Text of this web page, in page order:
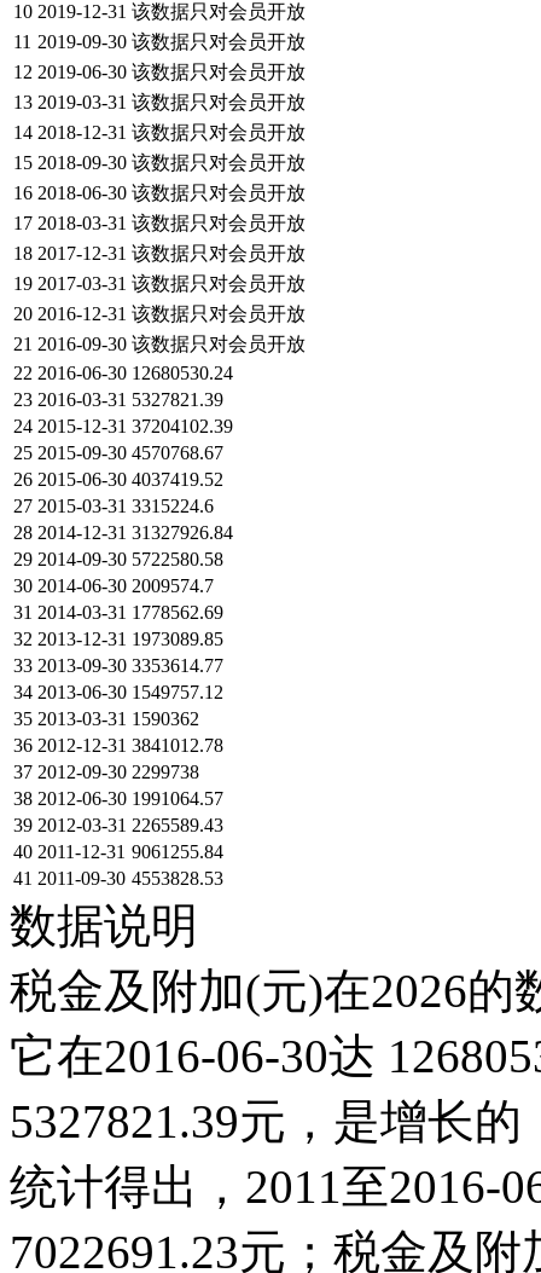
10 2019-12-31 该数据只对会员开放
11 2019-09-30 该数据只对会员开放
12 2019-06-30 该数据只对会员开放
13 2019-03-31 该数据只对会员开放
14 2018-12-31 该数据只对会员开放
15 2018-09-30 该数据只对会员开放
16 2018-06-30 该数据只对会员开放
17 2018-03-31 该数据只对会员开放
18 2017-12-31 该数据只对会员开放
19 2017-03-31 该数据只对会员开放
20 2016-12-31 该数据只对会员开放
21 2016-09-30 该数据只对会员开放
22 2016-06-30 12680530.24
23 2016-03-31 5327821.39
24 2015-12-31 37204102.39
25 2015-09-30 4570768.67
26 2015-06-30 4037419.52
27 2015-03-31 3315224.6
28 2014-12-31 31327926.84
29 2014-09-30 5722580.58
30 2014-06-30 2009574.7
31 2014-03-31 1778562.69
32 2013-12-31 1973089.85
33 2013-09-30 3353614.77
34 2013-06-30 1549757.12
35 2013-03-31 1590362
36 2012-12-31 3841012.78
37 2012-09-30 2299738
38 2012-06-30 1991064.57
39 2012-03-31 2265589.43
40 2011-12-31 9061255.84
41 2011-09-30 4553828.53
数据说明
税金及附加(元)在2026的
它在2016-06-30达
5327821.39元，是增长
统计得出，2011至2016-
7022691.23元；税金及